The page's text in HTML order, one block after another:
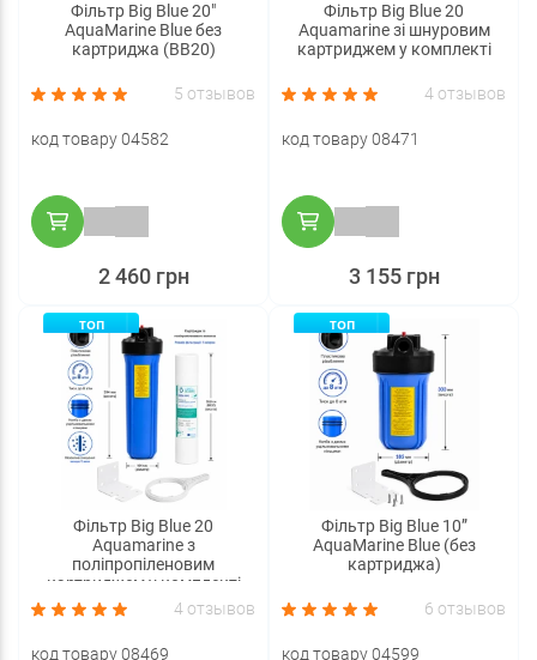
Фільтр Big Blue 20"
AquaMarine Blue без
картриджа (BB20)
5 отзывов
код товару 04582
2 460 грн
Фільтр Big Blue 20
Aquamarine зі шнуровим
картриджем у комплекті
4 отзывов
код товару 08471
3 155 грн
ТОП
Фільтр Big Blue 20
Aquamarine з
поліпропіленовим
картриджем у комплекті
4 отзывов
код товару 08469
ТОП
Фільтр Big Blue 10”
AquaMarine Blue (без
картриджа)
6 отзывов
код товару 04599